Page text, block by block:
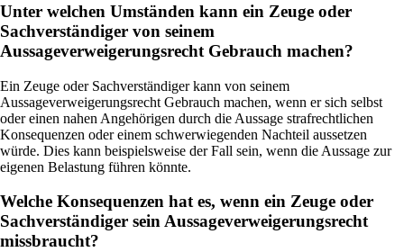
Unter welchen Umständen kann ein Zeuge oder
Sachverständiger von seinem
Aussageverweigerungsrecht Gebrauch machen?
Ein Zeuge oder Sachverständiger kann von seinem
Aussageverweigerungsrecht Gebrauch machen, wenn er sich selbst
oder einen nahen Angehörigen durch die Aussage strafrechtlichen
Konsequenzen oder einem schwerwiegenden Nachteil aussetzen
würde. Dies kann beispielsweise der Fall sein, wenn die Aussage zur
eigenen Belastung führen könnte.
Welche Konsequenzen hat es, wenn ein Zeuge oder
Sachverständiger sein Aussageverweigerungsrecht
missbraucht?